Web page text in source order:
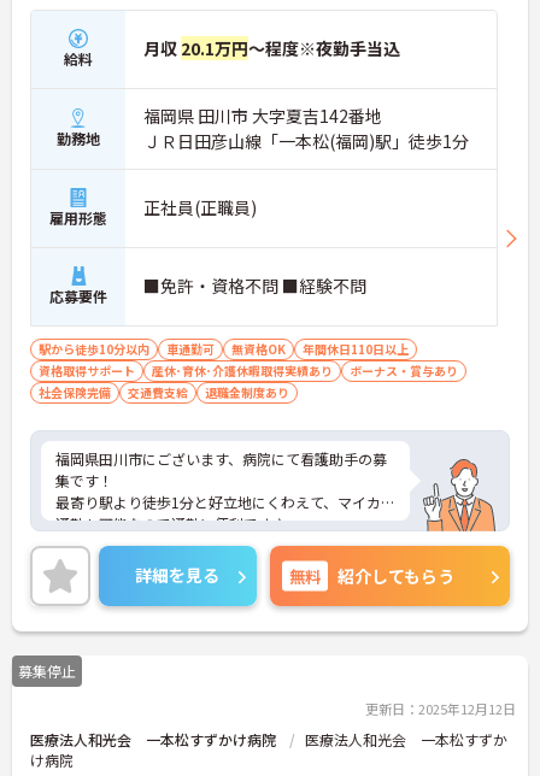
給料 月収 20.1万円～程度※夜勤手当込
勤務地
福岡県 田川市 大字夏吉142番地
ＪＲ日田彦山線「一本松(福岡)駅」徒歩1分
雇用形態 正社員(正職員)
応募要件 ■免許・資格不問 ■経験不問
駅から徒歩10分以内 車通勤可 無資格OK
年間休日110日以上
資格取得サポート
産休･育休･介護休暇取得実績あり
ボーナス・賞与あり
社会保険完備
交通費支給 退職金制度あり
福岡県田川市にございます、病院にて看護助手の募
集です！
最寄り駅より徒歩1分と好立地にくわえて、マイカー
通勤も可能なので通勤に便利です♪
その他福利厚生も整っておりますので安心して就業
していただけます★
ご興味のある方は、マイナビ介護職までお問い合わ
せください。
詳細を見る 無料 紹介してもらう
募集停止
更新日：2025年12月12日
医療法人和光会 一本松すずかけ病院
医療法人和光会 一本松すずか
け病院